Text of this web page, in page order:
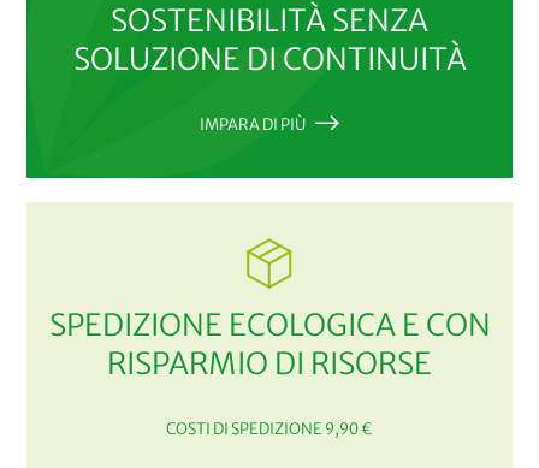
SOSTENIBILITÀ SENZA
SOLUZIONE DI CONTINUITÀ
IMPARA DI PIÙ
SPEDIZIONE ECOLOGICA E CON
RISPARMIO DI RISORSE
COSTI DI SPEDIZIONE 9,90 €